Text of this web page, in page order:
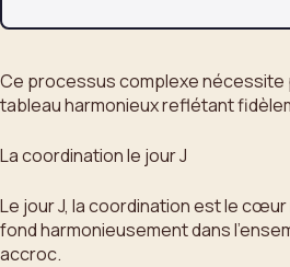
Ce processus complexe nécessite
tableau harmonieux reflétant
La coordination le jour J
Le jour J, la coordination est le
fond harmonieusement dans
accroc.